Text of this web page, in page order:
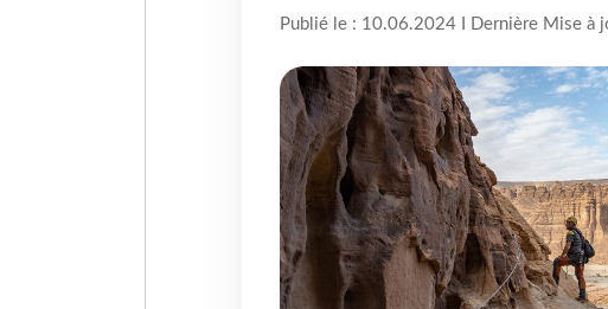
Publié le : 10.06.2024 I Dernière Mise à